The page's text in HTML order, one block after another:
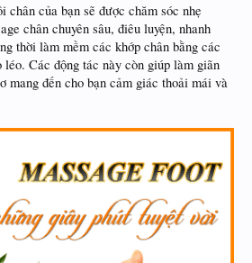
chân của bạn sẽ được chăm sóc nhẹ
chân chuyên sâu, điêu luyện, nhanh
thời làm mềm các khớp chân bằng các
léo. Các động tác này còn giúp làm giãn
mang đến cho bạn cảm giác thoải mái và